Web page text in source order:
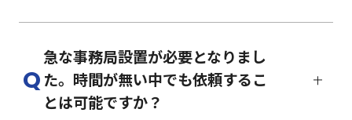
イベントや課題感をヒアリングさせてい
ただき、
お客様の意向に沿ったご提案をさせてい
ただきます。
急な事務局設置が必要となりまし
た。時間が無い中でも依頼するこ
とは可能ですか？